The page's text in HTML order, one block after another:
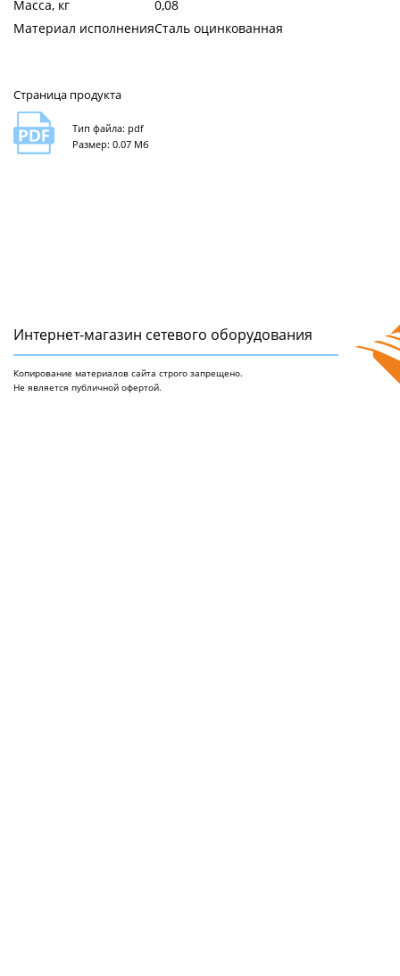
Масса, кг
0,08
Материал исполненияСталь оцинкованная
Страница продукта
Тип файла: pdf
Размер: 0.07 Мб
Интернет-магазин сетeвого оборудования
Копирование материалов сайта строго запрещено.
Не является публичной офертой.